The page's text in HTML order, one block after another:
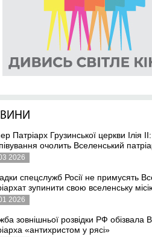
Патріарх Грузинської церкви Ілія
очолить Вселенський
2026
спецслужб Росії не примусять
зупинити свою вселенську
2026
зовнішньої розвідки РФ обізвала
«антихристом у рясі»